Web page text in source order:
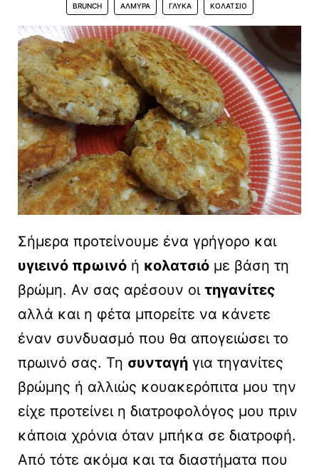
BRUNCH ΑΛΜΥΡΆ ΓΛΥΚΆ ΚΟΛΑΤΣΙΌ
Σήμερα προτείνουμε ένα γρήγορο και
υγιεινό πρωινό ή κολατσιό με βάση τη
βρώμη. Αν σας αρέσουν οι τηγανίτες
αλλά και η φέτα μπορείτε να κάνετε
έναν συνδυασμό που θα απογειώσει το
πρωινό σας. Τη συνταγή για τηγανίτες
βρώμης ή αλλιώς κουακερόπιτα μου την
είχε προτείνει η διατροφολόγος μου πριν
κάποια χρόνια όταν μπήκα σε διατροφή.
Από τότε ακόμα και τα διαστήματα που